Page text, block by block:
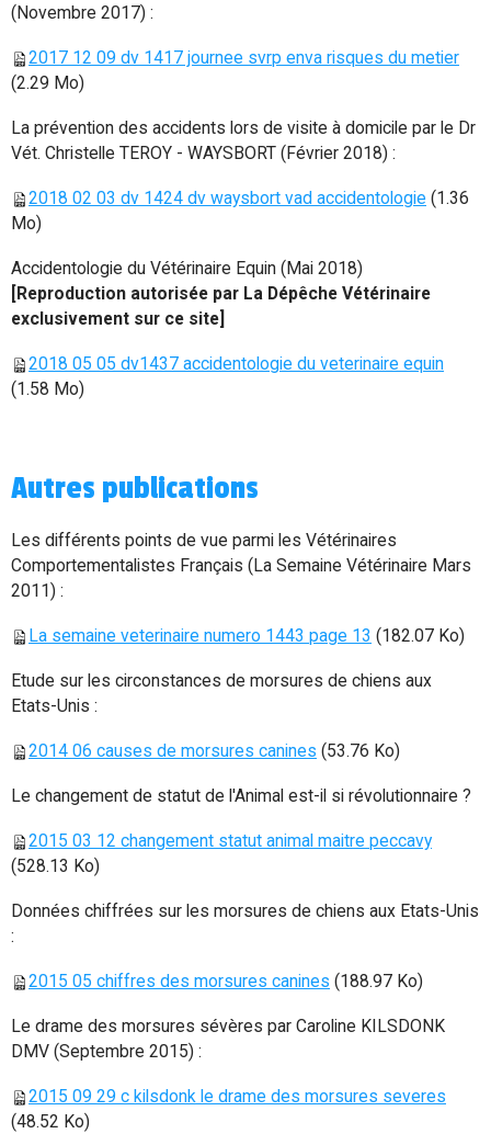
(Novembre 2017) :
2017 12 09 dv 1417 journee svrp enva risques du metier
(2.29 Mo)
La prévention des accidents lors de visite à domicile par le Dr
Vét. Christelle TEROY - WAYSBORT (Février 2018) :
2018 02 03 dv 1424 dv waysbort vad accidentologie (1.36
Mo)
Accidentologie du Vétérinaire Equin (Mai 2018)
[Reproduction autorisée par La Dépêche Vétérinaire
exclusivement sur ce site]
2018 05 05 dv1437 accidentologie du veterinaire equin
(1.58 Mo)
Autres publications
Les différents points de vue parmi les Vétérinaires
Comportementalistes Français (La Semaine Vétérinaire Mars
2011) :
La semaine veterinaire numero 1443 page 13 (182.07 Ko)
Etude sur les circonstances de morsures de chiens aux
Etats-Unis :
2014 06 causes de morsures canines (53.76 Ko)
Le changement de statut de l'Animal est-il si révolutionnaire ?
2015 03 12 changement statut animal maitre peccavy
(528.13 Ko)
Données chiffrées sur les morsures de chiens aux Etats-Unis
:
2015 05 chiffres des morsures canines (188.97 Ko)
Le drame des morsures sévères par Caroline KILSDONK
DMV (Septembre 2015) :
2015 09 29 c kilsdonk le drame des morsures severes
(48.52 Ko)